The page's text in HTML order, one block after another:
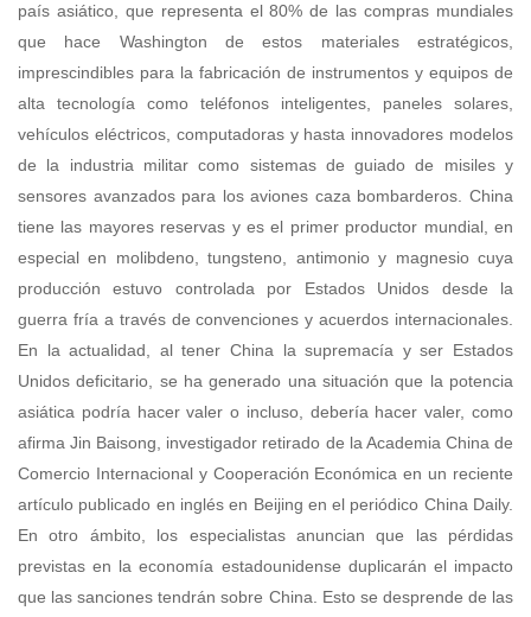
país asiático, que representa el 80% de las compras mundiales
que hace Washington de estos materiales estratégicos,
imprescindibles para la fabricación de instrumentos y equipos de
alta tecnología como teléfonos inteligentes, paneles solares,
vehículos eléctricos, computadoras y hasta innovadores modelos
de la industria militar como sistemas de guiado de misiles y
sensores avanzados para los aviones caza bombarderos. China
tiene las mayores reservas y es el primer productor mundial, en
especial en molibdeno, tungsteno, antimonio y magnesio cuya
producción estuvo controlada por Estados Unidos desde la
guerra fría a través de convenciones y acuerdos internacionales.
En la actualidad, al tener China la supremacía y ser Estados
Unidos deficitario, se ha generado una situación que la potencia
asiática podría hacer valer o incluso, debería hacer valer, como
afirma Jin Baisong, investigador retirado de la Academia China de
Comercio Internacional y Cooperación Económica en un reciente
artículo publicado en inglés en Beijing en el periódico China Daily.
En otro ámbito, los especialistas anuncian que las pérdidas
previstas en la economía estadounidense duplicarán el impacto
que las sanciones tendrán sobre China. Esto se desprende de las